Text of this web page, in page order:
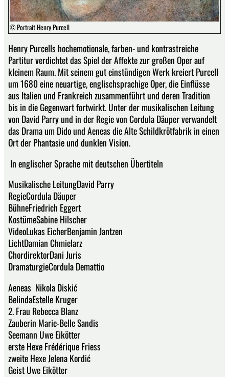
© Portrait Henry Purcell
Henry Purcells hochemotionale, farben- und kontrastreiche
Partitur verdichtet das Spiel der Affekte zur großen Oper auf
kleinem Raum. Mit seinem gut einstündigen Werk kreiert Purcell
um 1680 eine neuartige, englischsprachige Oper, die Einflüsse
aus Italien und Frankreich zusammenführt und deren Tradition
bis in die Gegenwart fortwirkt. Unter der musikalischen Leitung
von David Parry und in der Regie von Cordula Däuper verwandelt
das Drama um Dido und Aeneas die Alte Schildkrötfabrik in einen
Ort der Phantasie und dunklen Vision.
In englischer Sprache mit deutschen Übertiteln
Musikalische LeitungDavid Parry
RegieCordula Däuper
BühneFriedrich Eggert
KostümeSabine Hilscher
VideoLukas EicherBenjamin Jantzen
LichtDamian Chmielarz
ChordirektorDani Juris
DramaturgieCordula Demattio
Aeneas Nikola Diskić
BelindaEstelle Kruger
2. Frau Rebecca Blanz
Zauberin Marie-Belle Sandis
Seemann Uwe Eikötter
erste Hexe Frédérique Friess
zweite Hexe Jelena Kordić
Geist Uwe Eikötter